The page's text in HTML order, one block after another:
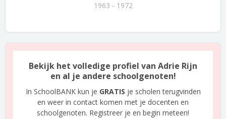
1963 - 1972
Bekijk het volledige profiel van Adrie Rijn
en al je andere schoolgenoten!
In SchoolBANK kun je GRATIS je scholen terugvinden
en weer in contact komen met je docenten en
schoolgenoten. Registreer je en begin meteen!